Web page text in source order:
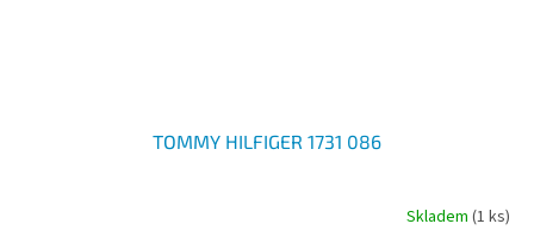
TOMMY HILFIGER 1731 086
Skladem (1 ks)